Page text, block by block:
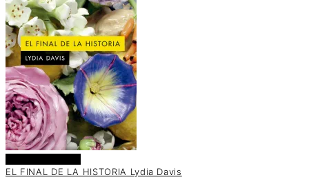
EL FINAL DE LA HISTORIA Lydia Davis